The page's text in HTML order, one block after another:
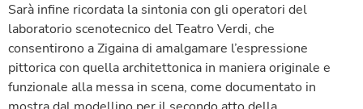
Sarà infine ricordata la sintonia con gli operatori del
laboratorio scenotecnico del Teatro Verdi, che
consentirono a Zigaina di amalgamare l’espressione
pittorica con quella architettonica in maniera originale e
funzionale alla messa in scena, come documentato in